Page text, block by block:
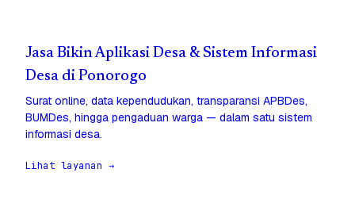
Jasa Bikin Aplikasi Desa & Sistem Informasi
Desa di Ponorogo
Surat online, data kependudukan, transparansi APBDes,
BUMDes, hingga pengaduan warga — dalam satu sistem
informasi desa.
Lihat layanan →